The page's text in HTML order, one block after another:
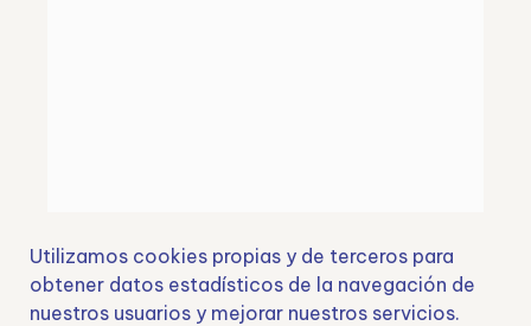
Utilizamos cookies propias y de terceros para
obtener datos estadísticos de la navegación de
nuestros usuarios y mejorar nuestros servicios.